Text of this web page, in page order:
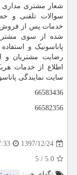
شعار مشتری مداری
سوالات تلفنی و
خدمات پس از فروش
شده از سوی
پاناسونیک و
رضایت مشتریان و
اطلاع از خدمات
سایت نمایندگی
66583436
66582356
1397/12/24
5.0
/
5